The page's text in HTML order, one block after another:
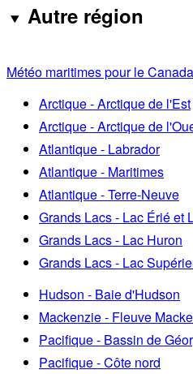
Autre région
Météo maritimes pour le Canada
Arctique - Arctique de l'Est
Arctique - Arctique de
Atlantique - Labrador
Atlantique - Maritimes
Atlantique - Terre-Neuve
Grands Lacs - Lac Érié et
Grands Lacs - Lac Huron
Grands Lacs - Lac
Hudson - Baie d'Hudson
Mackenzie - Fleuve
Pacifique - Bassin de
Pacifique - Côte nord